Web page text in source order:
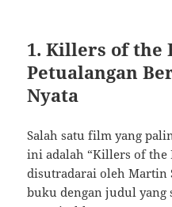
1. Killers of the
Petualangan
Nyata
Salah satu film yang
ini adalah “Killers of the
disutradarai oleh Martin
buku dengan judul yang